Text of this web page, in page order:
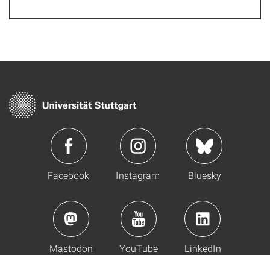
Facebook Instagram Bluesky
Mastodon YouTube LinkedIn